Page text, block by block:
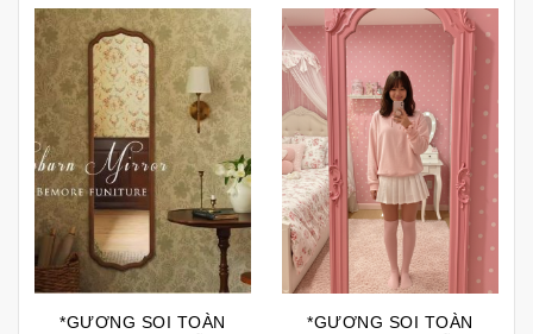
*GƯƠNG SOI TOÀN
*GƯƠNG SOI TOÀN